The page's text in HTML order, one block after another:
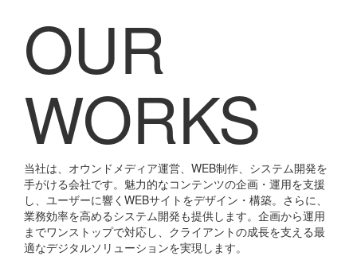
OUR
WORKS
当社は、オウンドメディア運営、WEB制作、システム開発を
手がける会社です。魅力的なコンテンツの企画・運用を支援
し、ユーザーに響くWEBサイトをデザイン・構築。さらに、
業務効率を高めるシステム開発も提供します。企画から運用
までワンストップで対応し、クライアントの成長を支える最
適なデジタルソリューションを実現します。